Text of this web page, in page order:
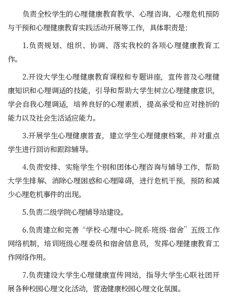
负责全校学生的心理健康教育教学、心理咨询、心理危机预防
与干预和心理健康教育实践活动开展等工作，具体职责是：
1.负责规划、组织、协调、落实我校的各项心理健康教育工
作。
2.开设大学生心理健康教育课程和专题讲座，宣传普及心理健
康知识和心理调适的技能，引导和帮助大学生树立心理健康意识，
学会自我心理调适，培养良好的心理素质，提高承受和应对挫折的
能力以及社会生活适应能力。
3.开展学生心理健康普查，建立学生心理健康档案，并对重点
学生进行回访和跟踪辅导。
4.负责安排、实施学生个别和团体心理咨询与辅导工作，帮助
大学生排解、消除心理困惑和心理障碍，进行危机干预，预防和减
少心理危机事件的出现。
5.负责二级学院心理辅导站建设。
6.负责建立和完善“学校-心理中心-院系-班级-宿舍”五级工作
网络机制，培训班级心理委员和宿舍信息员，发挥心理健康教育工
作网络作用。
7.负责建设大学生心理健康宣传网站，指导大学生心联社团开
展各种校园心理文化活动，营造健康校园心理文化氛围。